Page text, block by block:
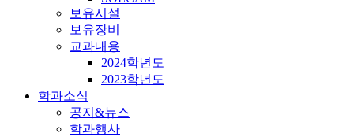
보유시설
보유장비
교과내용
2024학년도
2023학년도
학과소식
공지&뉴스
학과행사